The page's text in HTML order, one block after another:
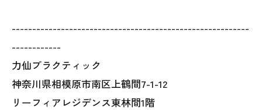
----------------------------------------------------------
------------
力仙プラクティック
神奈川県相模原市南区上鶴間7-1-12
リーフィアレジデンス東林間1階